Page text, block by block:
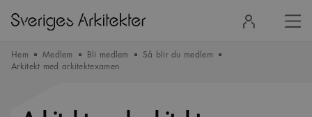
in
Hem Medlem Bli medlem
Så blir du medlem
Arkitekt med arkitektexamen